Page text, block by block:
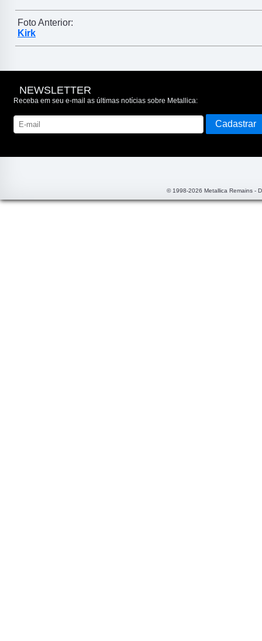
Foto Anterior:
Kirk
NEWSLETTER
Receba em seu e-mail as últimas notícias sobre Metallica:
© 1998-2026 Metallica Remains -